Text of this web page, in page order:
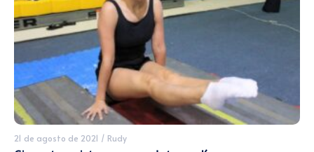
21 de agosto de 2021 / Rudy